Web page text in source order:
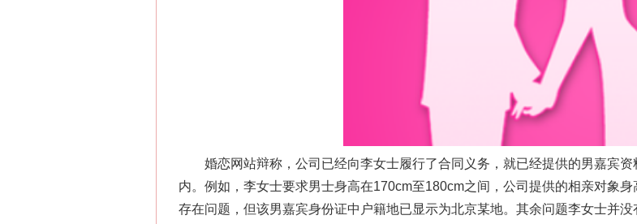
婚恋网站辩称，公司已经向李女士履行了合同义务，就已经提供的男嘉宾资
内。例如，李女士要求男士身高在170cm至180cm之间，公司提供的相亲对象
存在问题，但该男嘉宾身份证中户籍地已显示为北京某地。其余问题李女士并